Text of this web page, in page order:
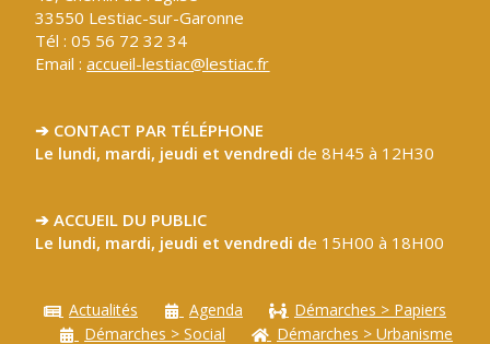
33550 Lestiac-sur-Garonne
Tél : 05 56 72 32 34
Email :accueil-lestiac@lestiac.fr
➔ CONTACT PAR TÉLÉPHONE
Le lundi, mardi, jeudi et vendredide 8H45 à 12H30
➔ ACCUEIL DU PUBLIC
Le lundi, mardi, jeudi et vendredi de 15H00 à 18H00
Actualités Agenda
Démarches > Papiers
Démarches > Social
Démarches > Urbanisme